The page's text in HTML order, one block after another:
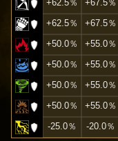
+62.5％
+67.5％
+62.5％
+67.5％
+50.0％
+55.0％
+50.0％
+55.0％
+50.0％
+55.0％
+50.0％
+55.0％
-25.0％
-20.0％